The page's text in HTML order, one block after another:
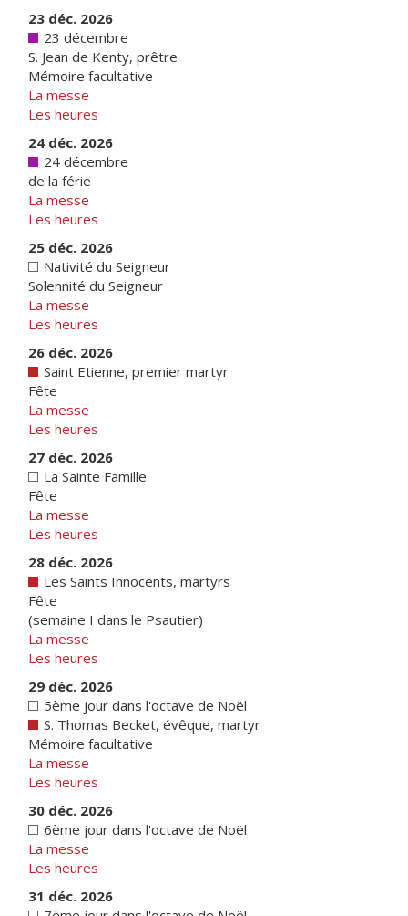
23 déc. 2026
23 décembre
S. Jean de Kenty, prêtre
Mémoire facultative
La messe
Les heures
24 déc. 2026
24 décembre
de la férie
La messe
Les heures
25 déc. 2026
Nativité du Seigneur
Solennité du Seigneur
La messe
Les heures
26 déc. 2026
Saint Etienne, premier martyr
Fête
La messe
Les heures
27 déc. 2026
La Sainte Famille
Fête
La messe
Les heures
28 déc. 2026
Les Saints Innocents, martyrs
Fête
(semaine I dans le Psautier)
La messe
Les heures
29 déc. 2026
5ème jour dans l'octave de Noël
S. Thomas Becket, évêque, martyr
Mémoire facultative
La messe
Les heures
30 déc. 2026
6ème jour dans l'octave de Noël
La messe
Les heures
31 déc. 2026